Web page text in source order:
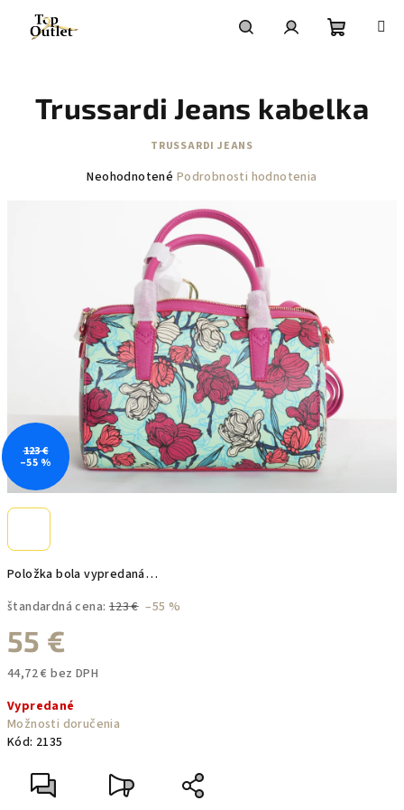
obsah
košík
Položka bola vypredaná…
štandardná cena: 123 € –55 %
55 €
44,72 € bez DPH
cena:
Vypredané
Možnosti doručenia
Kód: 2135
Trussardi Jeans kabelka
TRUSSARDI JEANS
Priemerné
hviezdičiek.
Neohodnotené Podrobnosti hodnotenia
123 €
–55 %